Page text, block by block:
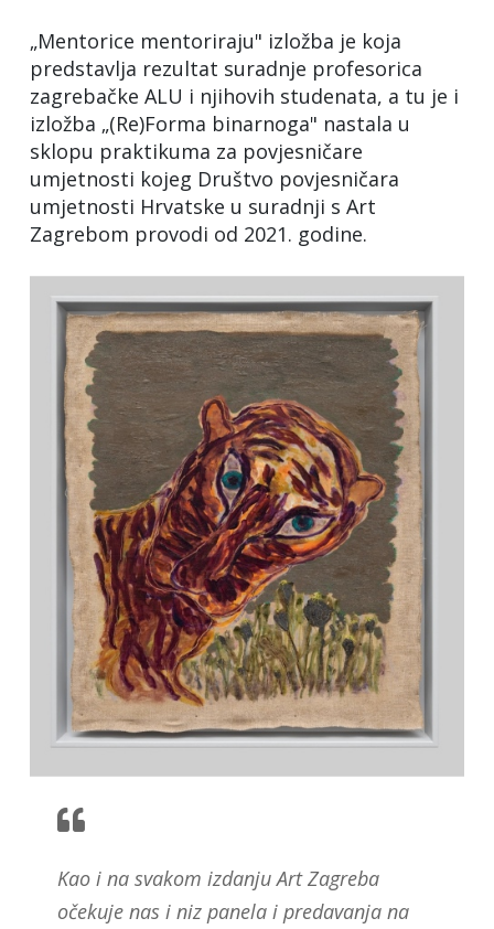
„Mentorice mentoriraju" izložba je koja
predstavlja rezultat suradnje profesorica
zagrebačke ALU i njihovih studenata, a tu je i
izložba „(Re)Forma binarnoga" nastala u
sklopu praktikuma za povjesničare
umjetnosti kojeg Društvo povjesničara
umjetnosti Hrvatske u suradnji s Art
Zagrebom provodi od 2021. godine.
Kao i na svakom izdanju Art Zagreba
očekuje nas i niz panela i predavanja na